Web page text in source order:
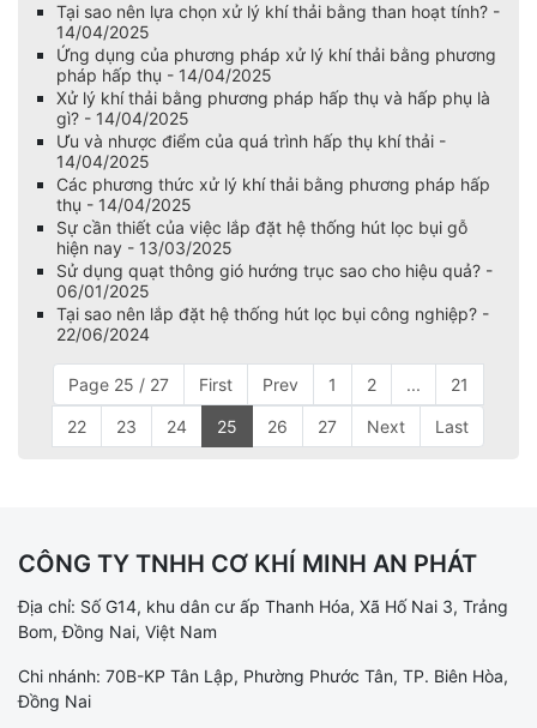
Tại sao nên lựa chọn xử lý khí thải bằng than hoạt tính? -
14/04/2025
Ứng dụng của phương pháp xử lý khí thải bằng phương
pháp hấp thụ - 14/04/2025
Xử lý khí thải bằng phương pháp hấp thụ và hấp phụ là
gì? - 14/04/2025
Ưu và nhược điểm của quá trình hấp thụ khí thải -
14/04/2025
Các phương thức xử lý khí thải bằng phương pháp hấp
thụ - 14/04/2025
Sự cần thiết của việc lắp đặt hệ thống hút lọc bụi gỗ
hiện nay - 13/03/2025
Sử dụng quạt thông gió hướng trục sao cho hiệu quả? -
06/01/2025
Tại sao nên lắp đặt hệ thống hút lọc bụi công nghiệp? -
22/06/2024
Page 25 / 27 First Prev 1 2 ... 21
22 23 24 25 26 27 Next Last
CÔNG TY TNHH CƠ KHÍ MINH AN PHÁT
Địa chỉ: Số G14, khu dân cư ấp Thanh Hóa, Xã Hố Nai 3, Trảng
Bom, Đồng Nai, Việt Nam
Chi nhánh: 70B-KP Tân Lập, Phường Phước Tân, TP. Biên Hòa,
Đồng Nai